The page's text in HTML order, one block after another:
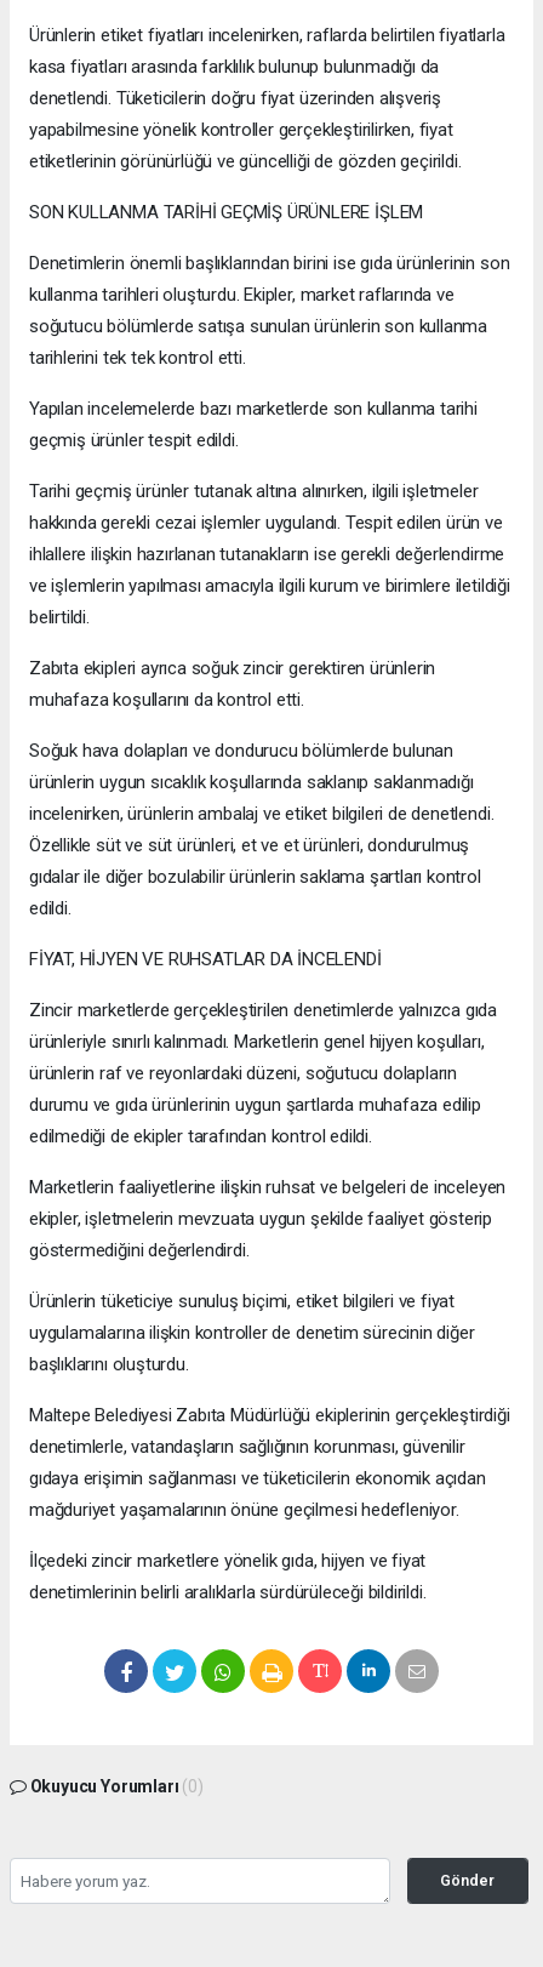
Ürünlerin etiket fiyatları incelenirken, raflarda belirtilen fiyatlarla
kasa fiyatları arasında farklılık bulunup bulunmadığı da
denetlendi. Tüketicilerin doğru fiyat üzerinden alışveriş
yapabilmesine yönelik kontroller gerçekleştirilirken, fiyat
etiketlerinin görünürlüğü ve güncelliği de gözden geçirildi.
SON KULLANMA TARİHİ GEÇMİŞ ÜRÜNLERE İŞLEM
Denetimlerin önemli başlıklarından birini ise gıda ürünlerinin son
kullanma tarihleri oluşturdu. Ekipler, market raflarında ve
soğutucu bölümlerde satışa sunulan ürünlerin son kullanma
tarihlerini tek tek kontrol etti.
Yapılan incelemelerde bazı marketlerde son kullanma tarihi
geçmiş ürünler tespit edildi.
Tarihi geçmiş ürünler tutanak altına alınırken, ilgili işletmeler
hakkında gerekli cezai işlemler uygulandı. Tespit edilen ürün ve
ihlallere ilişkin hazırlanan tutanakların ise gerekli değerlendirme
ve işlemlerin yapılması amacıyla ilgili kurum ve birimlere iletildiği
belirtildi.
Zabıta ekipleri ayrıca soğuk zincir gerektiren ürünlerin
muhafaza koşullarını da kontrol etti.
Soğuk hava dolapları ve dondurucu bölümlerde bulunan
ürünlerin uygun sıcaklık koşullarında saklanıp saklanmadığı
incelenirken, ürünlerin ambalaj ve etiket bilgileri de denetlendi.
Özellikle süt ve süt ürünleri, et ve et ürünleri, dondurulmuş
gıdalar ile diğer bozulabilir ürünlerin saklama şartları kontrol
edildi.
FİYAT, HİJYEN VE RUHSATLAR DA İNCELENDİ
Zincir marketlerde gerçekleştirilen denetimlerde yalnızca gıda
ürünleriyle sınırlı kalınmadı. Marketlerin genel hijyen koşulları,
ürünlerin raf ve reyonlardaki düzeni, soğutucu dolapların
durumu ve gıda ürünlerinin uygun şartlarda muhafaza edilip
edilmediği de ekipler tarafından kontrol edildi.
Marketlerin faaliyetlerine ilişkin ruhsat ve belgeleri de inceleyen
ekipler, işletmelerin mevzuata uygun şekilde faaliyet gösterip
göstermediğini değerlendirdi.
Ürünlerin tüketiciye sunuluş biçimi, etiket bilgileri ve fiyat
uygulamalarına ilişkin kontroller de denetim sürecinin diğer
başlıklarını oluşturdu.
Maltepe Belediyesi Zabıta Müdürlüğü ekiplerinin gerçekleştirdiği
denetimlerle, vatandaşların sağlığının korunması, güvenilir
gıdaya erişimin sağlanması ve tüketicilerin ekonomik açıdan
mağduriyet yaşamalarının önüne geçilmesi hedefleniyor.
İlçedeki zincir marketlere yönelik gıda, hijyen ve fiyat
denetimlerinin belirli aralıklarla sürdürüleceği bildirildi.
Okuyucu Yorumları (0)
Gönder